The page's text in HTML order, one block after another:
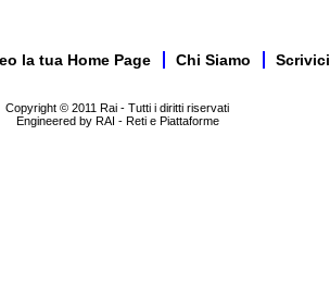
la tua Home Page Chi Siamo Scrivici
Copyright © 2011 Rai - Tutti i diritti riservati
Engineered by RAI - Reti e Piattaforme